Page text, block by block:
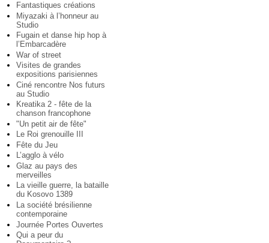
Fantastiques créations
Miyazaki à l’honneur au
Studio
Fugain et danse hip hop à
l’Embarcadère
War of street
Visites de grandes
expositions parisiennes
Ciné rencontre Nos futurs
au Studio
Kreatika 2 - fête de la
chanson francophone
"Un petit air de fête"
Le Roi grenouille III
Fête du Jeu
L’agglo à vélo
Glaz au pays des
merveilles
La vieille guerre, la bataille
du Kosovo 1389
La société brésilienne
contemporaine
Journée Portes Ouvertes
Qui a peur du